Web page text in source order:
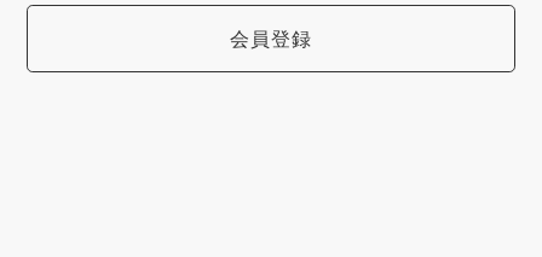
会員登録